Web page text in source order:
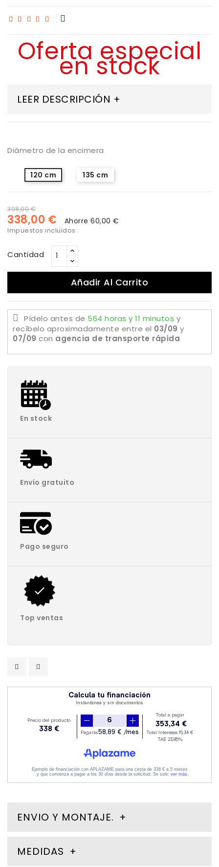
Oferta especial
en stock
LEER DESCRIPCIÓN +
Diámetro de la encimera
120 cm 135 cm
398,00 €
338,00 € Ahorre 60,00 €
Impuestos incluidos
Cantidad
Añadir Al Carrito
Pídelo antes de 564 horas y 11 minutos y
recíbelo aproximadamente entre el 03/09 y
07/09 con agencia de transporte rápida
En stock
Envío gratuito
Pago seguro
Top ventas
ENVIO Y MONTAJE.
MEDIDAS